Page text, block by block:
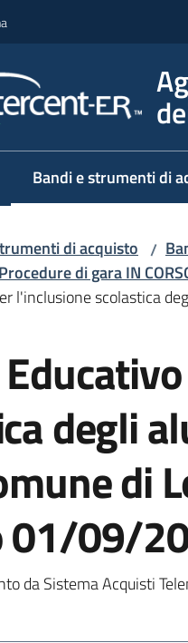
Bandi e strumenti di
di acquisto /
di gara IN
l'inclusione scolastica
degli
di
01/09/
da Sistema Acquisti